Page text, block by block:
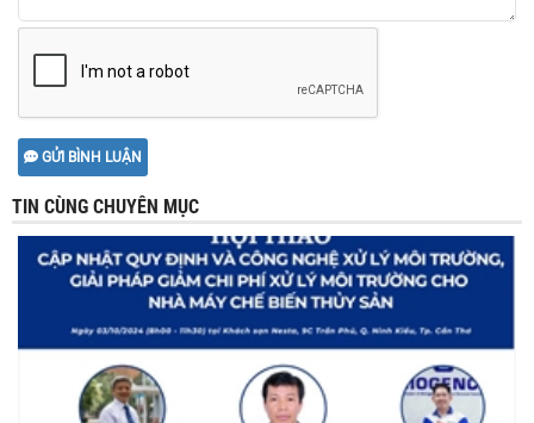
GỬI BÌNH LUẬN
TIN CÙNG CHUYÊN MỤC